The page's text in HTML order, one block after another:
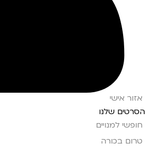
אזור אישי
הסרטים שלנו
חופשי למנויים
טרום בכורה